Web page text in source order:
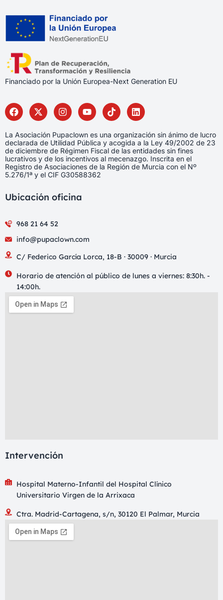
Financiado por la Unión Europea-Next Generation EU
La Asociación Pupaclown es una organización sin ánimo de lucro
declarada de Utilidad Pública y acogida a la Ley 49/2002 de 23
de diciembre de Régimen Fiscal de las entidades sin fines
lucrativos y de los incentivos al mecenazgo. Inscrita en el
Registro de Asociaciones de la Región de Murcia con el Nº
5.276/1ª y el CIF G30588362
Ubicación oficina
968 21 64 52
info@pupaclown.com
C/ Federico García Lorca, 18-B · 30009 · Murcia
Horario de atención al público de lunes a viernes: 8:30h. -
14:00h.
Intervención
Hospital Materno-Infantil del Hospital Clínico
Universitario Virgen de la Arrixaca
Ctra. Madrid-Cartagena, s/n, 30120 El Palmar, Murcia